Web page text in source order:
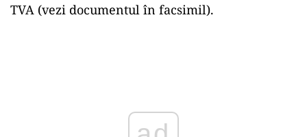
TVA (vezi documentul în facsimil).